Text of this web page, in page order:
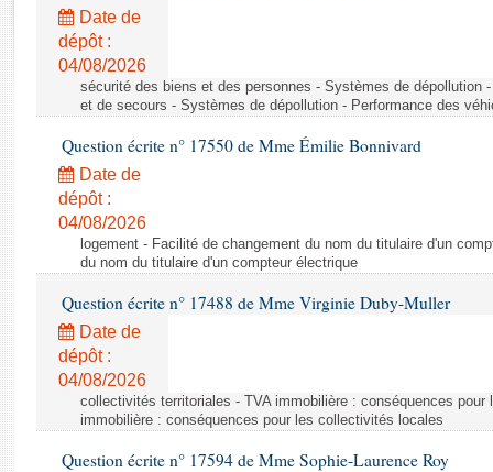
Rapports législatifs
Rapports sur l'application des lois
Baromètre de l’application des lois
Dossiers législatifs
Budget et sécurité sociale
Questions écrites et orales
Comptes rendus des débats
Date de
dépôt :
04/08/2026
sécurité des biens et des personnes - Systèmes de dépollution
et de secours - Systèmes de dépollution - Performance des
Question écrite n° 17550 de Mme Émilie Bonnivard
Date de
dépôt :
04/08/2026
logement - Facilité de changement du nom du titulaire d'un
du nom du titulaire d'un compteur électrique
Question écrite n° 17488 de Mme Virginie Duby-Muller
Date de
dépôt :
04/08/2026
collectivités territoriales - TVA immobilière : conséquences
immobilière : conséquences pour les collectivités locales
Question écrite n° 17594 de Mme Sophie-Laurence Roy